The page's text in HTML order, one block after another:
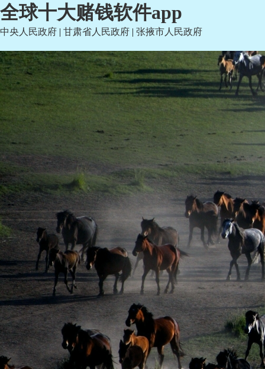
全球十大赌钱软件app
中央人民政府 | 甘肃省人民政府 | 张掖市人民政府